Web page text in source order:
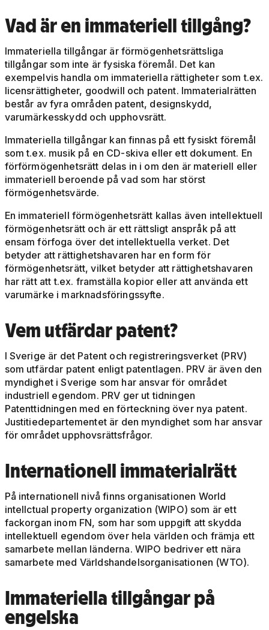
Vad är en immateriell tillgång?
Immateriella tillgångar är förmögenhetsrättsliga
tillgångar som inte är fysiska föremål. Det kan
exempelvis handla om immateriella rättigheter som t.ex.
licensrättigheter, goodwill och patent. Immaterialrätten
består av fyra områden patent, designskydd,
varumärkesskydd och upphovsrätt.
Immateriella tillgångar kan finnas på ett fysiskt föremål
som t.ex. musik på en CD-skiva eller ett dokument. En
förförmögenhetsrätt delas in i om den är materiell eller
immateriell beroende på vad som har störst
förmögenhetsvärde.
En immateriell förmögenhetsrätt kallas även intellektuell
förmögenhetsrätt och är ett rättsligt anspråk på att
ensam förfoga över det intellektuella verket. Det
betyder att rättighetshavaren har en form för
förmögenhetsrätt, vilket betyder att rättighetshavaren
har rätt att t.ex. framställa kopior eller att använda ett
varumärke i marknadsföringssyfte.
Vem utfärdar patent?
I Sverige är det Patent och registreringsverket (PRV)
som utfärdar patent enligt patentlagen. PRV är även den
myndighet i Sverige som har ansvar för området
industriell egendom. PRV ger ut tidningen
Patenttidningen med en förteckning över nya patent.
Justitiedepartementet är den myndighet som har ansvar
för området upphovsrättsfrågor.
Internationell immaterialrätt
På internationell nivå finns organisationen World
intellctual property organization (WIPO) som är ett
fackorgan inom FN, som har som uppgift att skydda
intellektuell egendom över hela världen och främja ett
samarbete mellan länderna. WIPO bedriver ett nära
samarbete med Världshandelsorganisationen (WTO).
Immateriella tillgångar på
engelska